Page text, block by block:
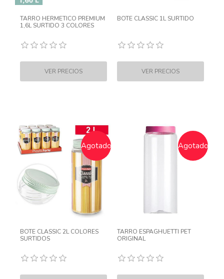
TARRO HERMETICO PREMIUM
1,6L SURTIDO 3 COLORES
BOTE CLASSIC 1L SURTIDO
Agotado
BOTE CLASSIC 2L COLORES
SURTIDOS
Agotado
TARRO ESPAGHUETTI PET
ORIGINAL